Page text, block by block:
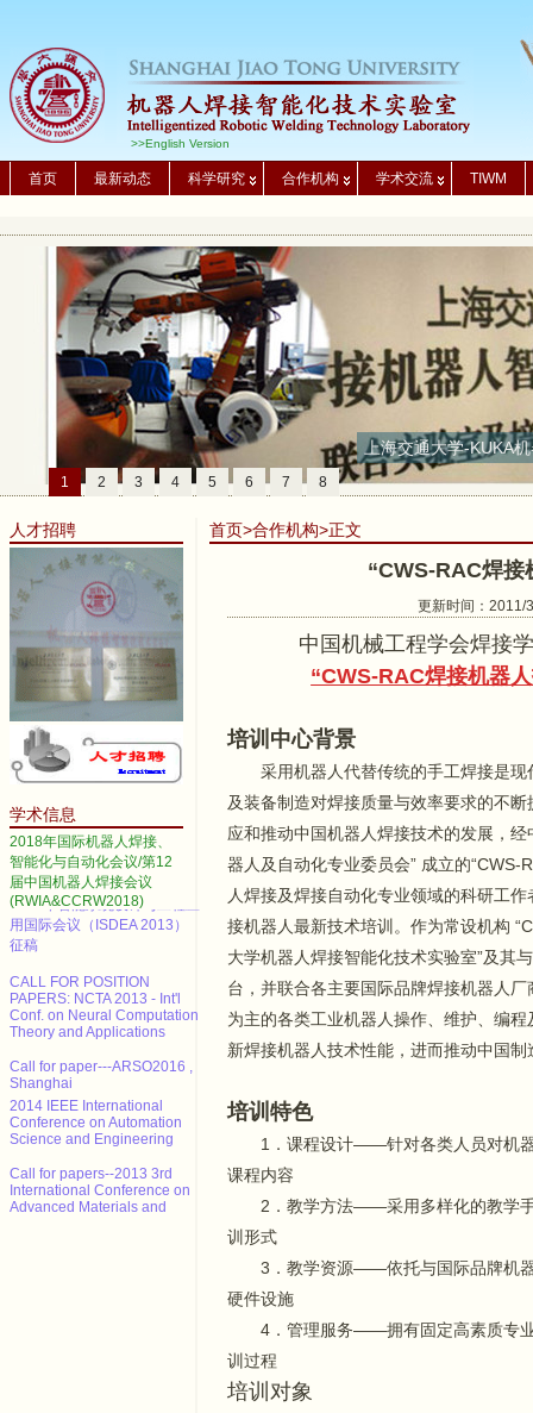
>>English Version
首页 最新动态 科学研究 合作机构 学术交流 TIWM
上海交通大学-KUKA
1 2 3 4 5 6 7 8
人才招聘
学术信息
2018年国际机器人焊接、
智能化与自动化会议/第12
届中国机器人焊接会议
(RWIA&CCRW2018)
2014 IEEE International
Conference on Automation
Science and Engineering
Call for papers--2013 3rd
International Conference on
Advanced Materials and
Processing (AMITP 2013)
ICMSE Call for paper（EI）
2013年智能系统设计与工程应
用国际会议（ISDEA 2013）
征稿
PAPERS: NCTA 2013 - Int'l
Conf. on Neural Computation
Theory and Applications
Shanghai
2014 IEEE International
Conference on Automation
Science and Engineering
International Conference on
Advanced Materials and
Information Technology
首页>合作机构>正文
“CWS-RAC焊接
更新时间：2011/
中国机械工程学会焊接学
“CWS-RAC焊接机器
培训中心背景
采用机器人代替传统的手工焊接是
及装备制造对焊接质量与效率要求的不
应和推动中国机器人焊接技术的发展，
器人及自动化专业委员会” 成立的
人焊接及焊接自动化专业领域的科研工
接机器人最新技术培训。作为常设机构
大学机器人焊接智能化技术实验室”及其
台，并联合各主要国际品牌焊接机器人
为主的各类工业机器人操作、维护、编
新焊接机器人技术性能，进而推动中国
培训特色
1．课程设计——针对各类人员对机
课程内容
2．教学方法——采用多样化的教学
训形式
3．教学资源——依托与国际品牌机
硬件设施
4．管理服务——拥有固定高素质专
训过程
培训对象